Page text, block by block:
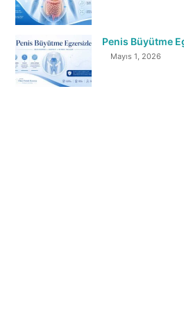
Penis Büyütme
Mayıs 1, 2026